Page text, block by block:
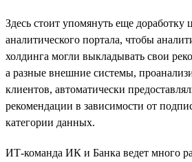
Здесь стоит упомянуть еще доработку
аналитического портала, чтобы
холдинга могли выкладывать свои
а разные внешние системы,
клиентов, автоматически
рекомендации в зависимости от
категории данных.
ИТ-команда ИК и Банка ведет много